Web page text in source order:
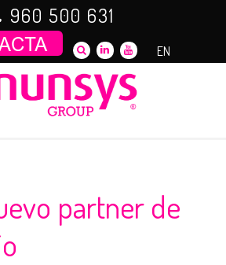
960 500 631
EN
partner de